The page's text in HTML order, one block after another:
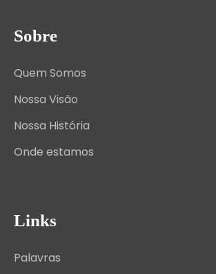
Sobre
Quem Somos
Nossa Visão
Nossa História
Onde estamos
Links
Palavras